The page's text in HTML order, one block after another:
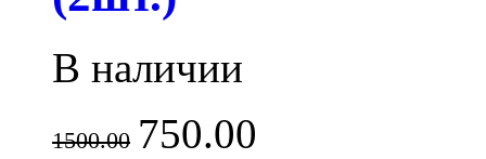
В наличии
1500.00 750.00